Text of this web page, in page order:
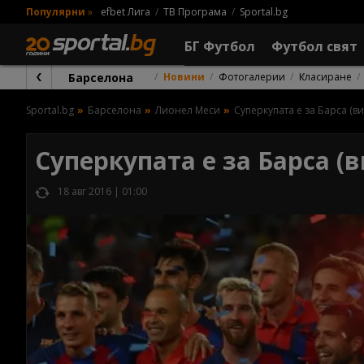
Популярни » efbet Лига ТВ Програма Sportal.bg
БГ Футбол Футбол свят
Барселона Новини Фотогалерии Класиране
Sportal.bg Барселона Лионел Меси Суперкупата е за Барса
Суперкупата е за Барса
18 авг 2016 | 01:00